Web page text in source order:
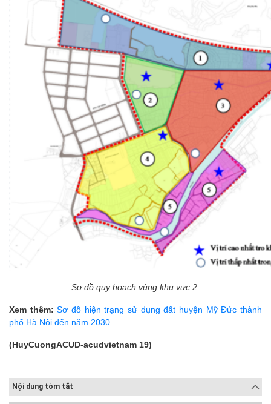
Sơ đồ quy hoạch vùng khu vực 2
Xem thêm: Sơ đồ hiện trạng sử dụng đất huyện Mỹ Đức thành
phố Hà Nội đến năm 2030
(HuyCuongACUD-acudvietnam 19)
Nội dung tóm tắt